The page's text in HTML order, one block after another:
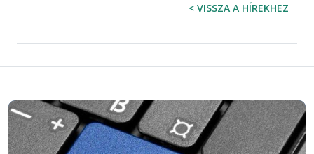
< VISSZA A HÍREKHEZ